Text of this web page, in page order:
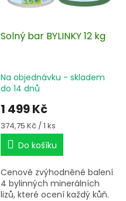
Solný bar BYLINKY 12 kg
Na objednávku - skladem
do 14 dnů
1 499 Kč
Měrná
cena:
374,75 Kč / 1 ks
Do košíku
Cenově zvýhodněné balení
4 bylinných minerálních
lizů, které ocení každý kůň.